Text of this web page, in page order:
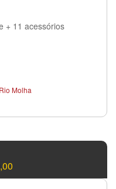
+ 11 acessórios
Molha